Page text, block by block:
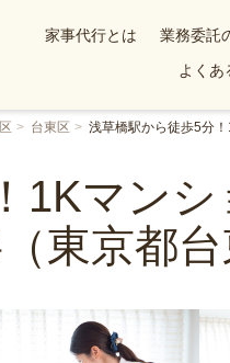
家事代行とは 業務委託
よくあ
台東区 浅草橋駅から徒歩5分
1Kマン
東京都台